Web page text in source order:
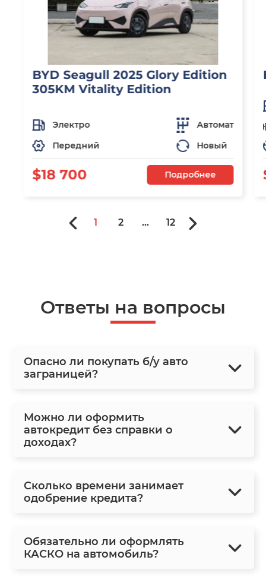
BYD Seagull 2025 Glory Edition
305KM Vitality Edition
Электро
Автомат
Передний
Новый
$18 700 Подробнее
1 2 ... 12
Ответы на вопросы
Опасно ли покупать б/у авто
заграницей?
Можно ли оформить
автокредит без справки о
доходах?
Сколько времени занимает
одобрение кредита?
Обязательно ли оформлять
КАСКО на автомобиль?